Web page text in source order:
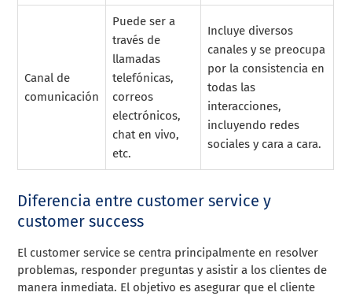
Canal de
comunicación
Puede ser a
través de
llamadas
telefónicas,
correos
electrónicos,
chat en vivo,
etc.
Incluye diversos
canales y se preocupa
por la consistencia en
todas las
interacciones,
incluyendo redes
sociales y cara a cara.
Diferencia entre customer service y
customer success
El customer service se centra principalmente en resolver
problemas, responder preguntas y asistir a los clientes de
manera inmediata. El objetivo es asegurar que el cliente